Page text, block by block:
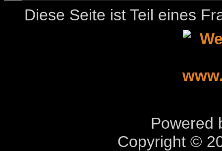
Diese Seite ist Teil eines
Powered
Copyright ©